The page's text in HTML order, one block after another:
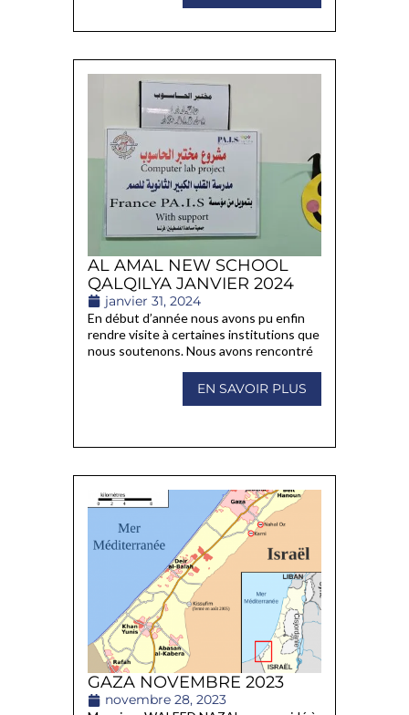
AL AMAL NEW SCHOOL
QALQILYA JANVIER 2024
janvier 31, 2024
En début d’année nous avons pu enfin
rendre visite à certaines institutions que
nous soutenons. Nous avons rencontré
EN SAVOIR PLUS
GAZA NOVEMBRE 2023
novembre 28, 2023